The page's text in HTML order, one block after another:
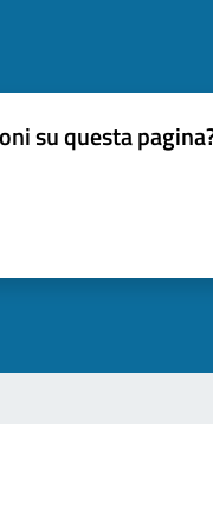
su questa